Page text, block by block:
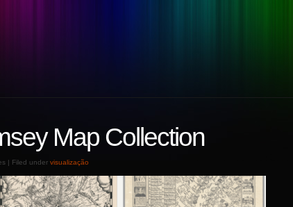
Map Collection
| Filed under visualização